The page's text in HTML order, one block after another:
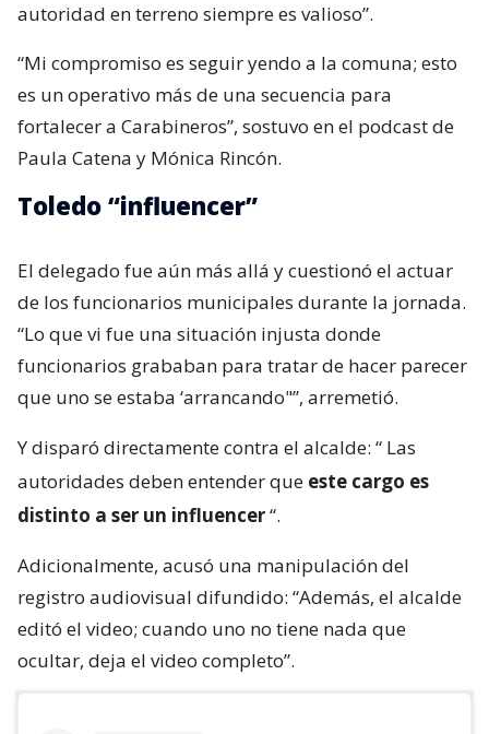
autoridad en terreno siempre es valioso”.
“Mi compromiso es seguir yendo a la comuna; esto
es un operativo más de una secuencia para
fortalecer a Carabineros”, sostuvo en el podcast de
Paula Catena y Mónica Rincón.
Toledo “influencer”
El delegado fue aún más allá y cuestionó el actuar
de los funcionarios municipales durante la jornada.
“Lo que vi fue una situación injusta donde
funcionarios grababan para tratar de hacer parecer
que uno se estaba ‘arrancando"”, arremetió.
Y disparó directamente contra el alcalde: “ Las
autoridades deben entender que este cargo es
distinto a ser un influencer“.
Adicionalmente, acusó una manipulación del
registro audiovisual difundido: “Además, el alcalde
editó el video; cuando uno no tiene nada que
ocultar, deja el video completo”.